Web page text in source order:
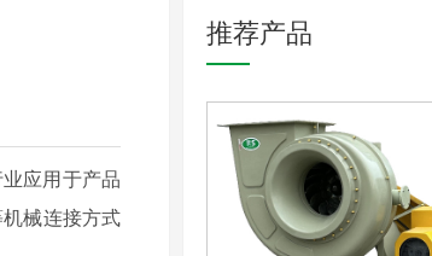
应用于产品
械连接方式
推荐产品